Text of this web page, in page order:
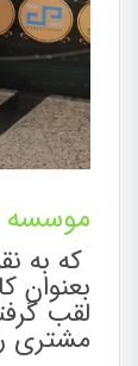
موسسه
که به
بعنوان
لقب
مشتری